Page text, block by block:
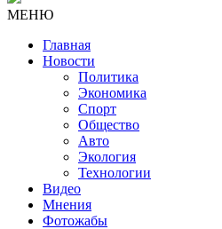
МЕНЮ
Главная
Новости
Политика
Экономика
Спорт
Общество
Авто
Экология
Технологии
Видео
Мнения
Фотожабы